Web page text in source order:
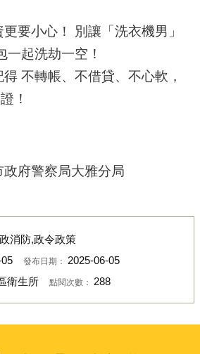
要小心！ 別讓「洗衣機男」
一起洗劫一空！
不轉帳、不借貸、不心軟，
！
府警察局大雅分局
消防,政令政策
發布日期： 2025-06-05
衛生所 點閱次數： 288